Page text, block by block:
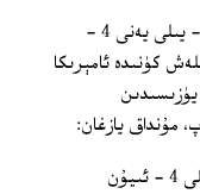
مەزكۇر ئوچۇق خەتتە، دىڭ زىشىن خانىم 2004 - يىلى يەنى 4 ‏-
15 يىللىق خاتىرىلەش كۈنىدە ئامېرىكا
مۇنداق يازغان:
"بىز ھەرگىزمۇ ئۇنتۇپ قالمايمىزكى، 2004 - يىلى 4 ‏- ئىيۇن